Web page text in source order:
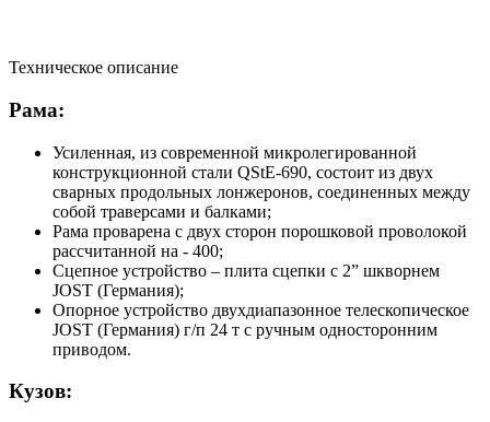
Техническое описание
Рама:
Усиленная, из современной микролегированной
конструкционной стали QStE-690, состоит из двух
сварных продольных лонжеронов, соединенных между
собой траверсами и балками;
Рама проварена с двух сторон порошковой проволокой
рассчитанной на - 400;
Сцепное устройство – плита сцепки с 2” шкворнем
JOST (Германия);
Опорное устройство двухдиапазонное телескопическое
JOST (Германия) г/п 24 т с ручным односторонним
приводом.
Кузов: